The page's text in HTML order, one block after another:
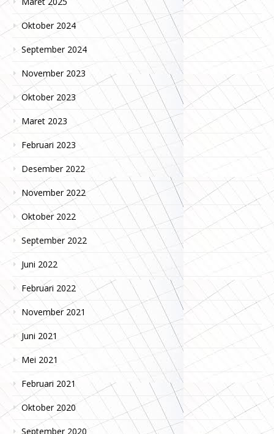
Oktober 2024
September 2024
November 2023
Oktober 2023
Maret 2023
Februari 2023
Desember 2022
November 2022
Oktober 2022
September 2022
Juni 2022
Februari 2022
November 2021
Juni 2021
Mei 2021
Februari 2021
Oktober 2020
September 2020